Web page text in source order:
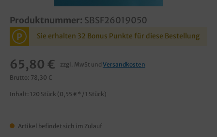
Produktnummer: SBSF26019050
P Sie erhalten 32 Bonus Punkte für diese Bestellung
65,80 € zzgl. MwSt und Versandkosten
Brutto: 78,30 €
Inhalt: 120 Stück (0,55 €* / 1 Stück)
Artikel befindet sich im Zulauf